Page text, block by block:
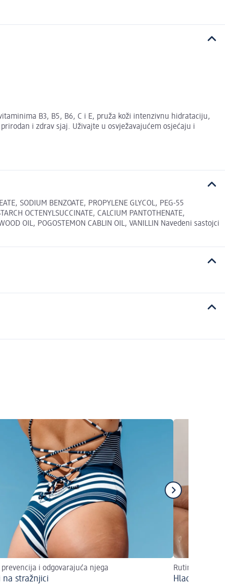
B3, B5, B6, C i E, pruža koži intenzivnu hidrataciju,
i zdrav sjaj. Uživajte u osvježavajućem osjećaju i
SODIUM BENZOATE, PROPYLENE GLYCOL, PEG-55
OCTENYLSUCCINATE, CALCIUM PANTOTHENATE,
OIL, POGOSTEMON CABLIN OIL, VANILLIN Navedeni sastojci
prevencija i odgovarajuća njega
na stražnjici
Rutine
Hladni i